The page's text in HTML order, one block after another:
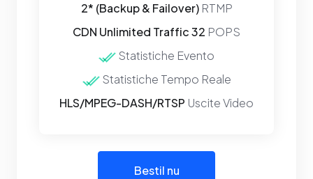
2* (Backup & Failover)RTMP
CDN Unlimited Traffic 32 POPS
Statistiche Evento
Statistiche Tempo Reale
HLS/MPEG-DASH/RTSP Uscite Video
Bestil nu